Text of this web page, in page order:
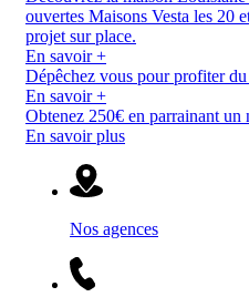
ouvertes Maisons Vesta les 20
projet sur place.
En savoir +
Dépêchez vous pour profiter
En savoir +
Obtenez 250€ en parrainant un
En savoir plus
Nos agences